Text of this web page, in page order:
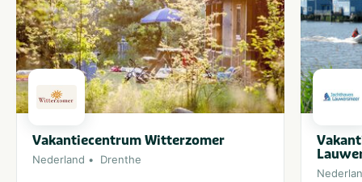
Vakantiecentrum Witterzomer
Nederland Drenthe